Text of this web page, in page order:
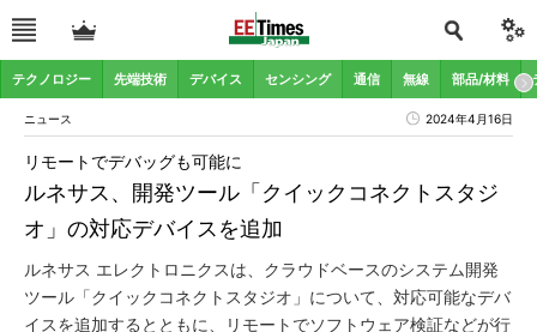
テクノロジー 先端技術 デバイス センシング 通信 無線 部品/材料
ニュース 2024年4月16日
ルネサス、開発ツール「クイックコネクトスタジ
オ」の対応デバイスを追加
リモートでデバッグも可能に
ルネサス エレクトロニクスは、クラウドベースのシステム開発
ツール「クイックコネクトスタジオ」について、対応可能なデバ
イスを追加するとともに、リモートでソフトウェア検証などが行